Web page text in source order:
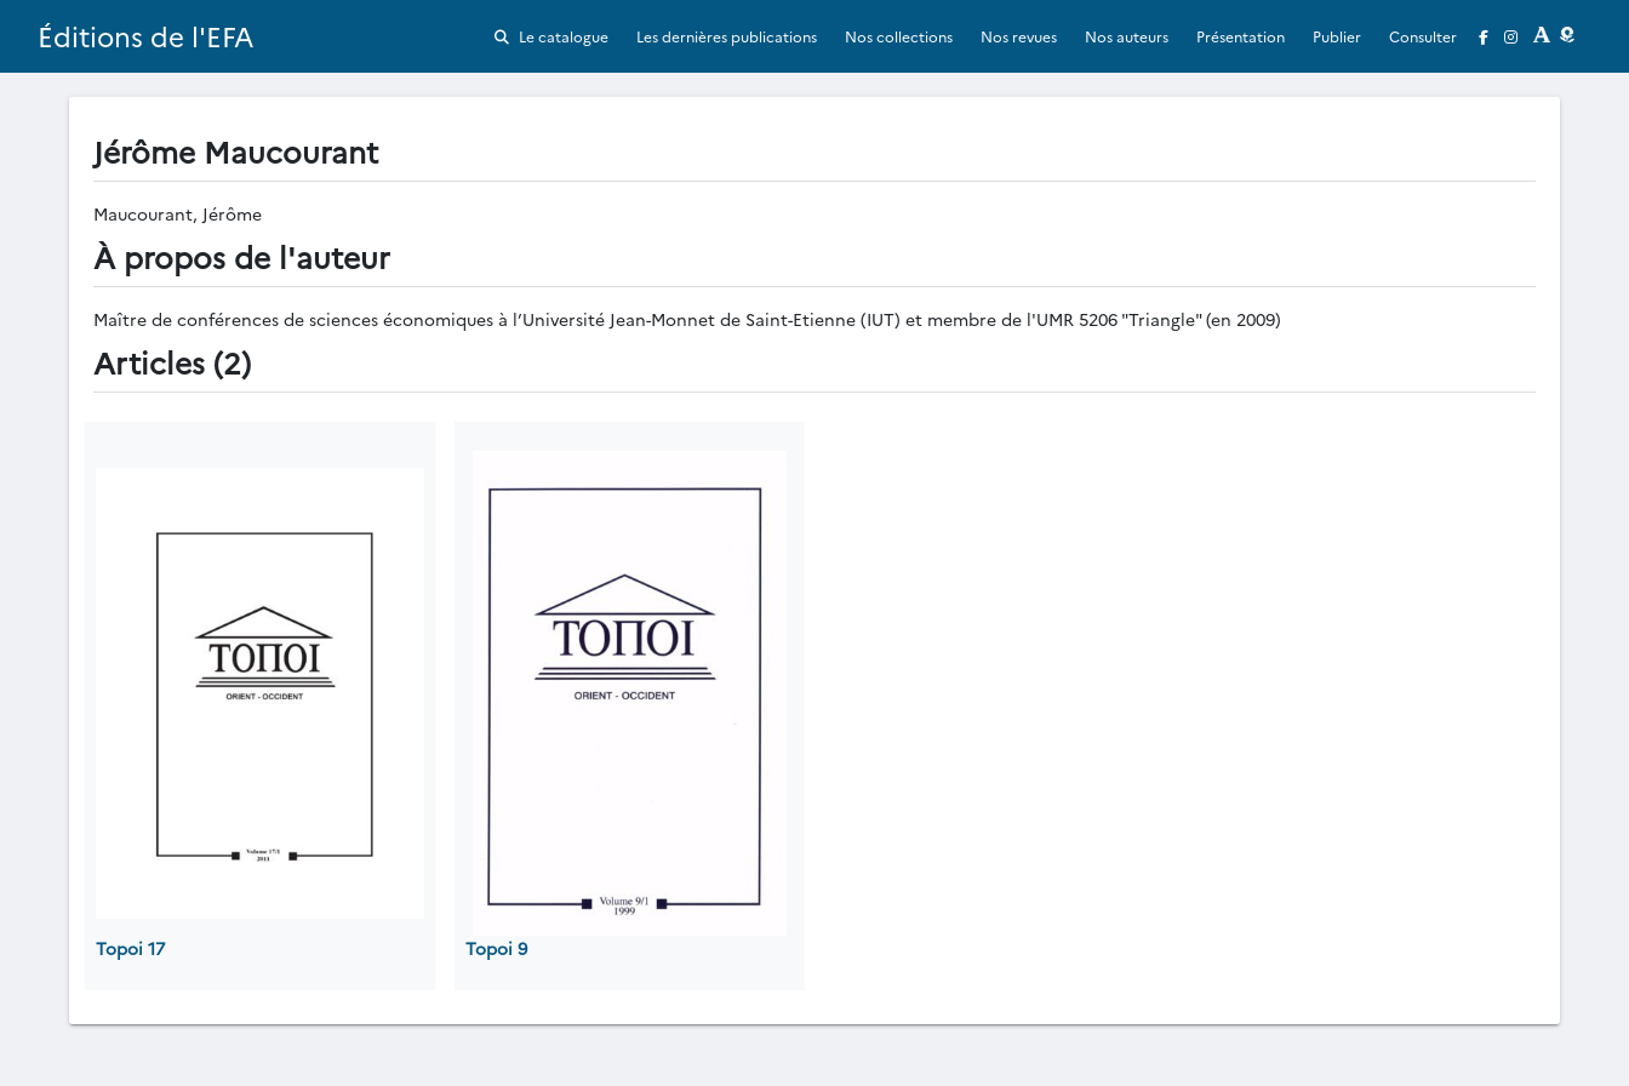
Éditions de l'EFA Le catalogue Les dernières publications Nos collections Nos revues Nos auteurs Présentation Publier Consulter
Jérôme Maucourant
Maucourant, Jérôme
À propos de l'auteur
Maître de conférences de sciences économiques à l’Université Jean-Monnet de Saint-Etienne (IUT) et membre de l'UMR 5206 "Triangle" (en 2009)
Articles (2)
Topoi 17 Topoi 9